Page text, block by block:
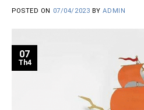
POSTED ON 07/04/2023 BYADMIN
07
Th4